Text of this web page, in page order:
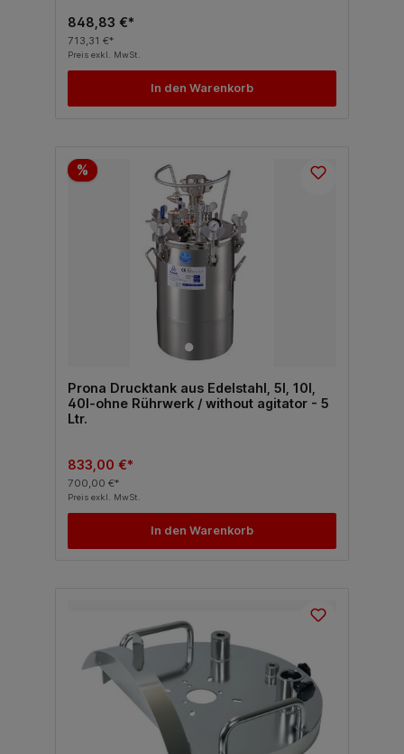
Ansaugmaterialauslass in eine Richtung
848,83 €*
713,31 €*
Preis exkl. MwSt.
In den Warenkorb
%
Prona Drucktank aus Edelstahl, 5l, 10l,
40l-ohne Rührwerk / without agitator - 5
Ltr.
833,00 €*
700,00 €*
Preis exkl. MwSt.
In den Warenkorb